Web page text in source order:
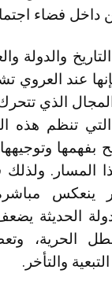
داخل فضاء
والدولة
عند العروي
الذي
التي تنظم هذه
بفهمها
لهذا المسار.
ينعكس
الحديثة
الحرية،
والتأخر.